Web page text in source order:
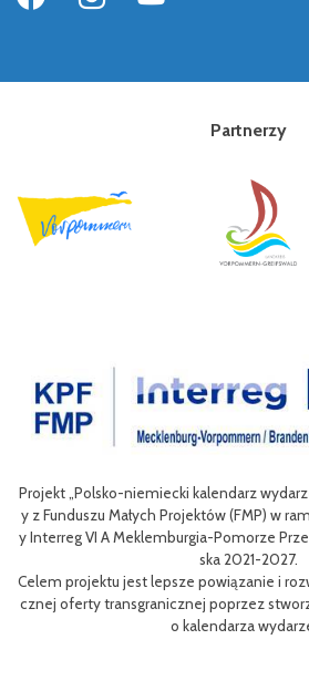
Partnerzy
„Polsko-niemiecki kalendarz wydarzeń”
Małych Projektów (FMP) w ramach
VI A Meklemburgia-Pomorze Przednie /
ska 2021-2027.
projektu jest lepsze powiązanie i rozwijanie
oferty transgranicznej poprzez stworzenie
o kalendarza wydarzeń.